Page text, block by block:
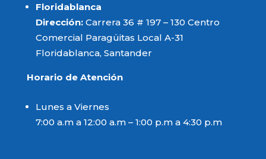
Floridablanca
Dirección: Carrera 36 # 197 – 130 Centro
Comercial Paragüitas Local A-31
Floridablanca, Santander
Horario de Atención
Lunes a Viernes
7:00 a.m a 12:00 a.m – 1:00 p.m a 4:30 p.m